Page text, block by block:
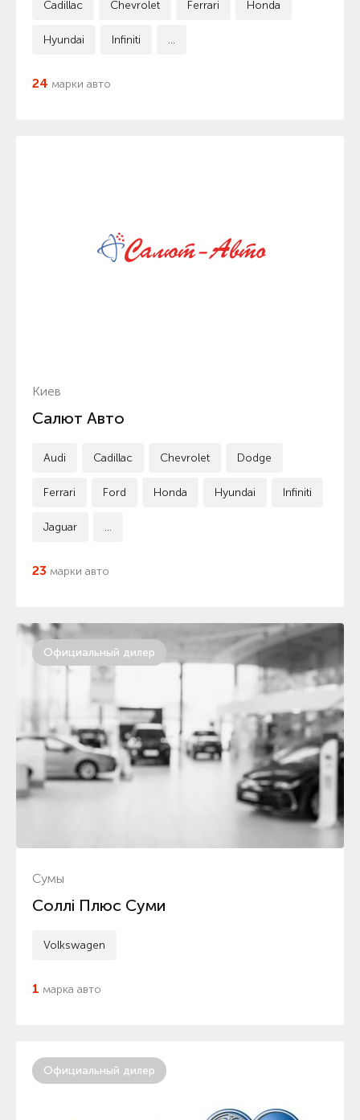
Cadillac Chevrolet Ferrari Honda
Hyundai Infiniti ...
24 марки авто
Киев
Салют Авто
Audi Cadillac Chevrolet Dodge
Ferrari Ford Honda Hyundai Infiniti
Jaguar ...
23 марки авто
Официальный дилер
Сумы
Соллі Плюс Суми
Volkswagen
1 марка авто
Официальный дилер